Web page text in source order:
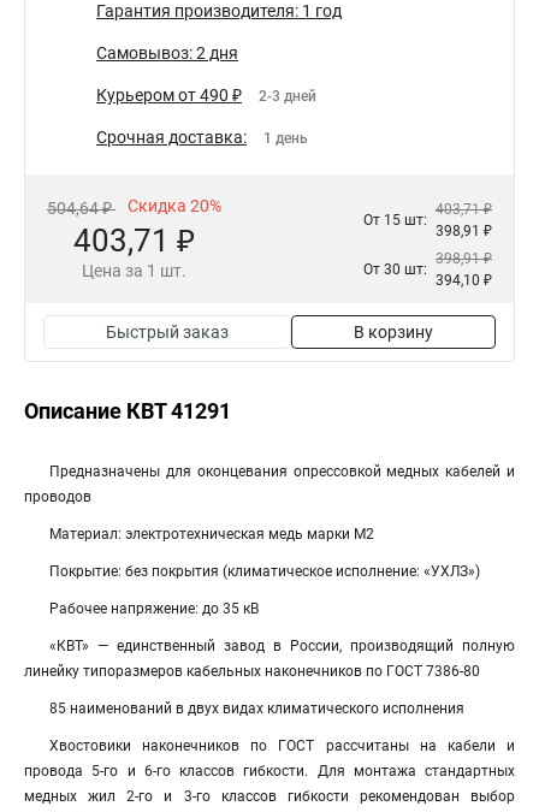
Гарантия производителя: 1 год
Самовывоз: 2 дня
Курьером от 490 ₽ 2-3 дней
Срочная доставка: 1 день
504,64 ₽ Скидка 20%
403,71 ₽
Цена за 1 шт.
От 15 шт:
403,71 ₽
398,91 ₽
От 30 шт:
398,91 ₽
394,10 ₽
Быстрый заказ В корзину
Описание КВТ 41291
Пред­наз­на­че­ны для окон­це­ва­ния опрессовкой медных ка­бе­лей и
про­во­дов
Материал: электротехническая медь мар­ки М2
Покрытие: без покрытия (климатическое исполнение: «УХЛЗ»)
Рабочее напряжение: до 35 кВ
«КВТ» — единственный завод в России, производящий полную
линейку типоразмеров кабельных наконечников по ГОСТ 7386-80
85 наименований в двух видах климатического исполнения
Хвостовики наконечников по ГОСТ рассчитаны на кабели и
провода 5-го и 6-го классов гибкости. Для монтажа стандартных
медных жил 2-го и 3-го классов гибкости рекомендован выбор